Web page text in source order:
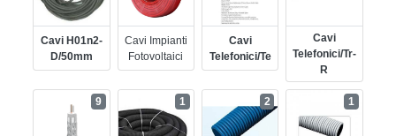
Cavi H01n2-
D/50mm
Cavi Impianti
Fotovoltaici
Cavi
Telefonici/te
Cavi
Telefonici/tr-
R
9 1 2 1